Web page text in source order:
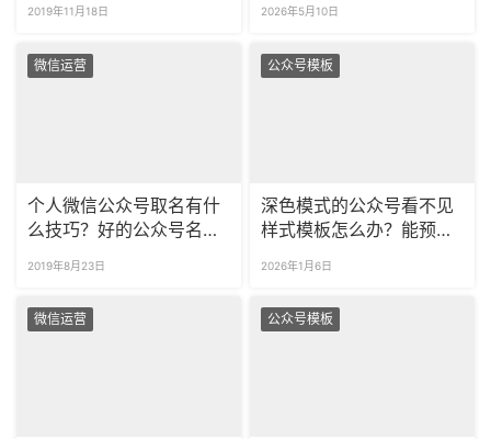
2019年11月18日 2026年5月10日
微信运营
个人微信公众号取名有什
么技巧？好的公众号名字
2019年8月23日
公众号模板
深色模式的公众号看不见
样式模板怎么办？能预览
吗？
2026年1月6日
微信运营 公众号模板